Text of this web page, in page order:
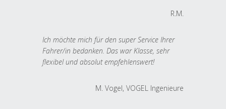
R.M.
Ich möchte mich für den super Service Ihrer
Fahrer/in bedanken. Das war Klasse, sehr
flexibel und absolut empfehlenswert!
M. Vogel, VOGEL Ingenieure